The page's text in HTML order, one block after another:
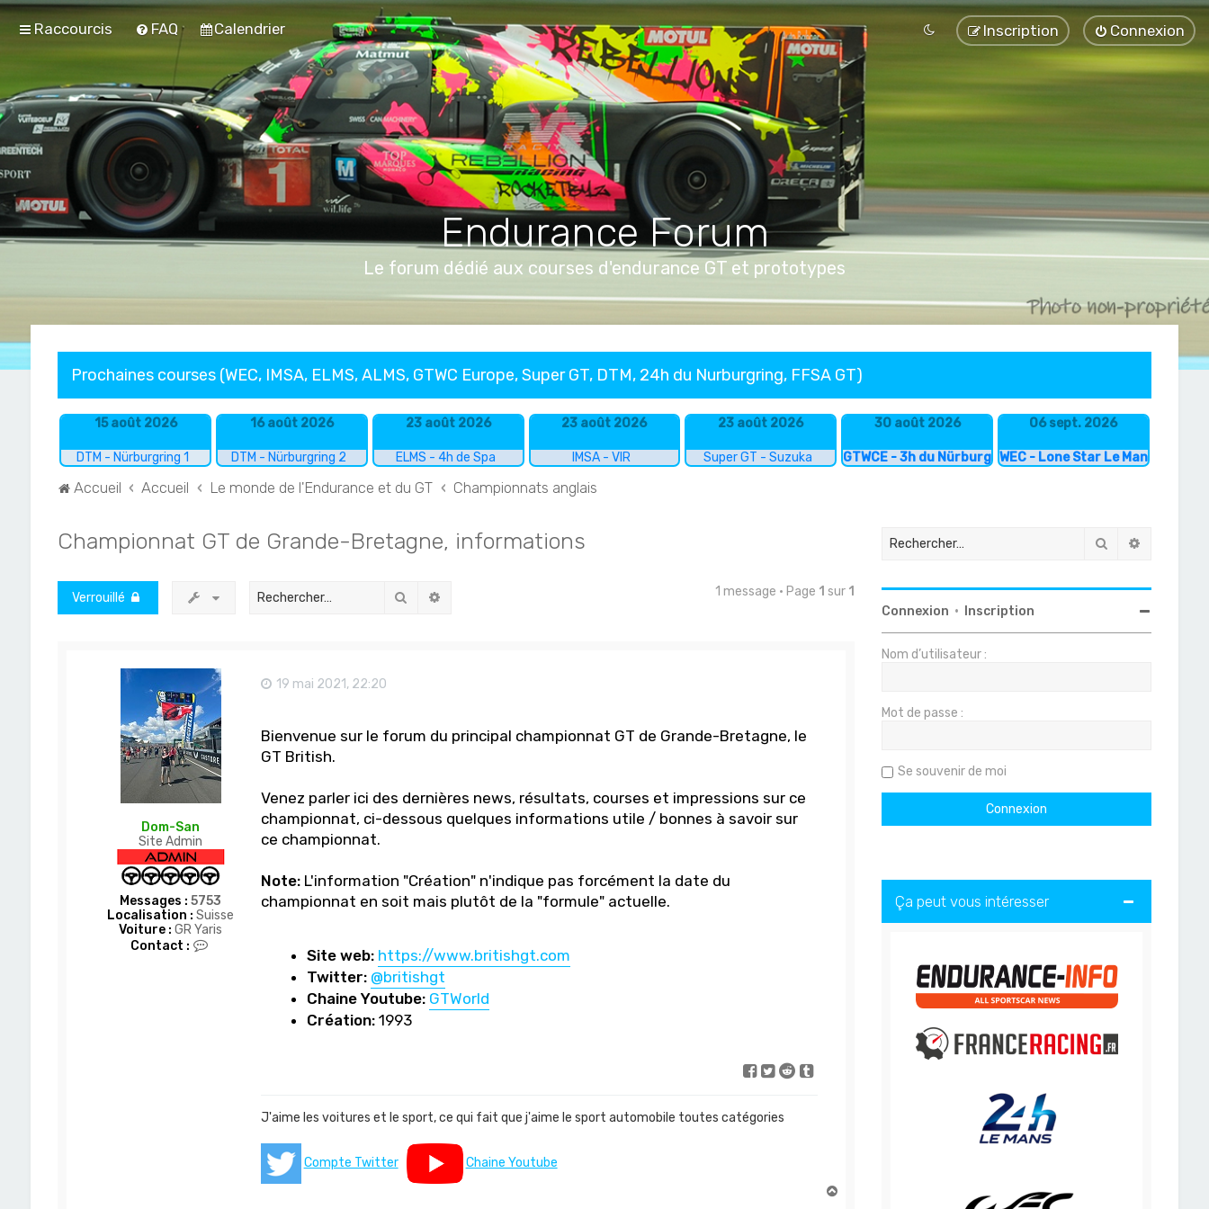
Raccourcis FAQ Calendrier Connexion
Inscription
Endurance Forum
Le forum dédié aux courses d'endurance GT et prototypes
Prochaines courses (WEC, IMSA, ELMS, ALMS, GTWC Europe, Super GT, DTM, 24h du Nurburgring, FFSA GT)
15 août 2026
DTM - Nürburgring 1
16 août 2026
DTM - Nürburgring 2
23 août 2026
ELMS - 4h de Spa
23 août 2026
IMSA - VIR
23 août 2026
Super GT - Suzuka
30 août 2026
GTWCE - 3h du Nürburgring
06 sept. 2026
WEC - Lone Star Le Mans
Accueil Accueil Le monde de l'Endurance et du GT Championnats anglais
Championnat GT de Grande-Bretagne, informations
Verrouillé Rechercher 1 message • Page 1 sur 1
Dom-San
Site Admin
Messages : 5753
Localisation : Suisse
Voiture : GR Yaris
Contact :
19 mai 2021, 22:20
Bienvenue sur le forum du principal championnat GT de Grande-Bretagne, le
GT British.
Venez parler ici des dernières news, résultats, courses et impressions sur ce
championnat, ci-dessous quelques informations utile / bonnes à savoir sur
ce championnat.
Note:L'information "Création" n'indique pas forcément la date du
championnat en soit mais plutôt de la "formule" actuelle.
Site web: https://www.britishgt.com
Twitter: @britishgt
Chaine Youtube: GTWorld
Création:1993
J'aime les voitures et le sport, ce qui fait que j'aime le sport automobile toutes catégories
Compte Twitter
Chaine Youtube
Rechercher
Connexion • Inscription
Nom d’utilisateur :
Mot de passe :
Se souvenir de moi
Ça peut vous intéresser